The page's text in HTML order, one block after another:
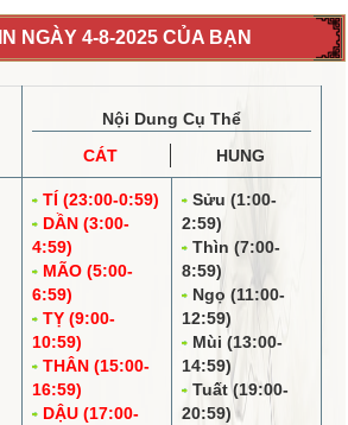
NGÀY 4-8-2025 CỦA BẠN
Nội Dung Cụ Thể
CÁT
HUNG
TÍ (23:00-0:59)
DẦN (3:00-
4:59)
MÃO (5:00-
6:59)
TỴ (9:00-
10:59)
THÂN (15:00-
16:59)
DẬU (17:00-
Sửu (1:00-
2:59)
Thìn (7:00-
8:59)
Ngọ (11:00-
12:59)
Mùi (13:00-
14:59)
Tuất (19:00-
20:59)